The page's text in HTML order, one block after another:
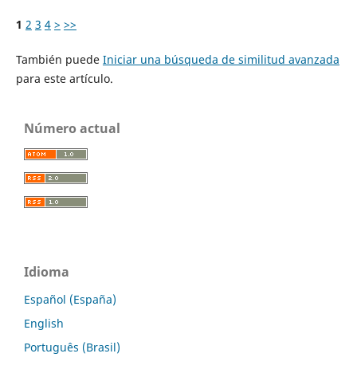
1 2 3 4 > >>
También puede Iniciar una búsqueda de similitud avanzada
para este artículo.
Número actual
Idioma
Español (España)
English
Português (Brasil)